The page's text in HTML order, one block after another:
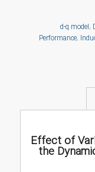
d-q model,
Performance,
Effect of
the